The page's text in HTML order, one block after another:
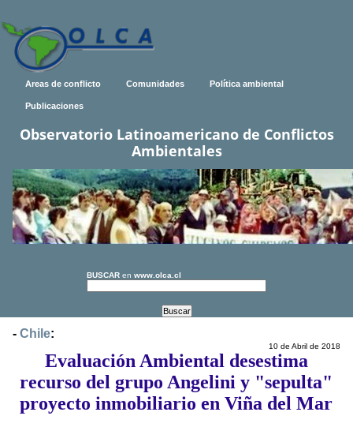
Areas de conflicto Comunidades Política ambiental
Publicaciones
Observatorio Latinoamericano de Conflictos
Ambientales
BUSCAR en www.olca.cl
- Chile:
10 de Abril de 2018
Evaluación Ambiental desestima
recurso del grupo Angelini y "sepulta"
proyecto inmobiliario en Viña del Mar